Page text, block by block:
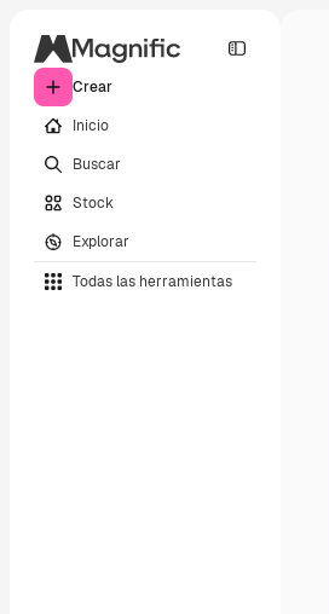
Crear
Inicio
Buscar
Stock
Explorar
Todas las herramientas